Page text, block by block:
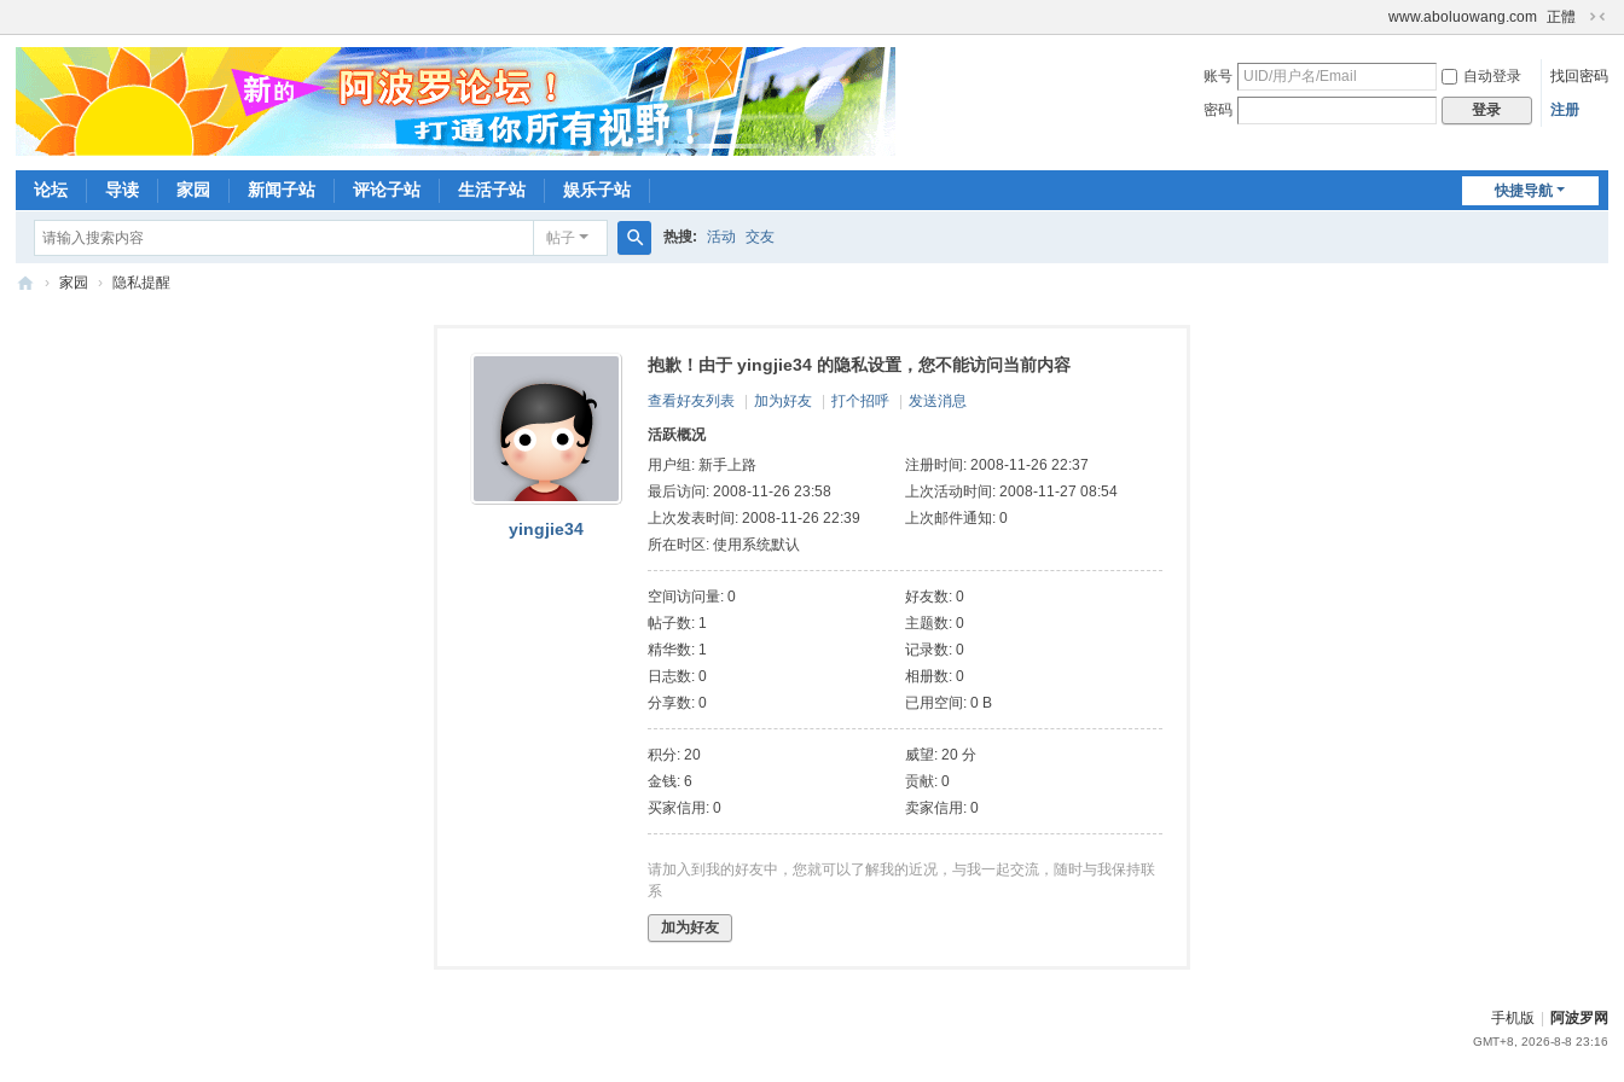
www.aboluowang.com 正體
切
到
账号 自动登录
找回密码
密码
登录 注册
快捷导航
论坛 导读 家园 新闻子站 评论子站 生活子站 娱乐子站
帖子 热搜: 活动 交友
› 家园 › 隐私提醒
yingjie34
抱歉！由于 yingjie34 的隐私设置，您不能访问当前内容
查看好友列表 加为好友 打个招呼
发送消息
活跃概况
用户组: 新手上路
注册时间: 2008-11-26 22:37
最后访问: 2008-11-26 23:58
上次活动时间: 2008-11-27 08:54
上次发表时间: 2008-11-26 22:39
上次邮件通知: 0
所在时区: 使用系统默认
空间访问量: 0
好友数: 0
帖子数: 1
主题数: 0
精华数: 1
记录数: 0
日志数: 0
相册数: 0
分享数: 0
已用空间: 0 B
积分: 20
威望: 20 分
金钱: 6
贡献: 0
买家信用: 0
卖家信用: 0
请加入到我的好友中，您就可以了解我的近况，与我一起交流，随时与我保持联
系
加为好友
手机版 阿波罗网
GMT+8, 2026-8-8 23:16